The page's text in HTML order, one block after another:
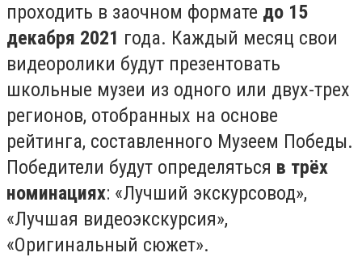
проходить в заочном формате до 15
декабря 2021 года. Каждый месяц свои
видеоролики будут презентовать
школьные музеи из одного или двух-трех
регионов, отобранных на основе
рейтинга, составленного Музеем Победы.
Победители будут определяться в трёх
номинациях: «Лучший экскурсовод»,
«Лучшая видеоэкскурсия»,
«Оригинальный сюжет».